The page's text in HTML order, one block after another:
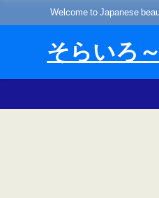
Welcome to Japanese
そらいろ